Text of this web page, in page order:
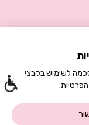
לשימוש בקבצי